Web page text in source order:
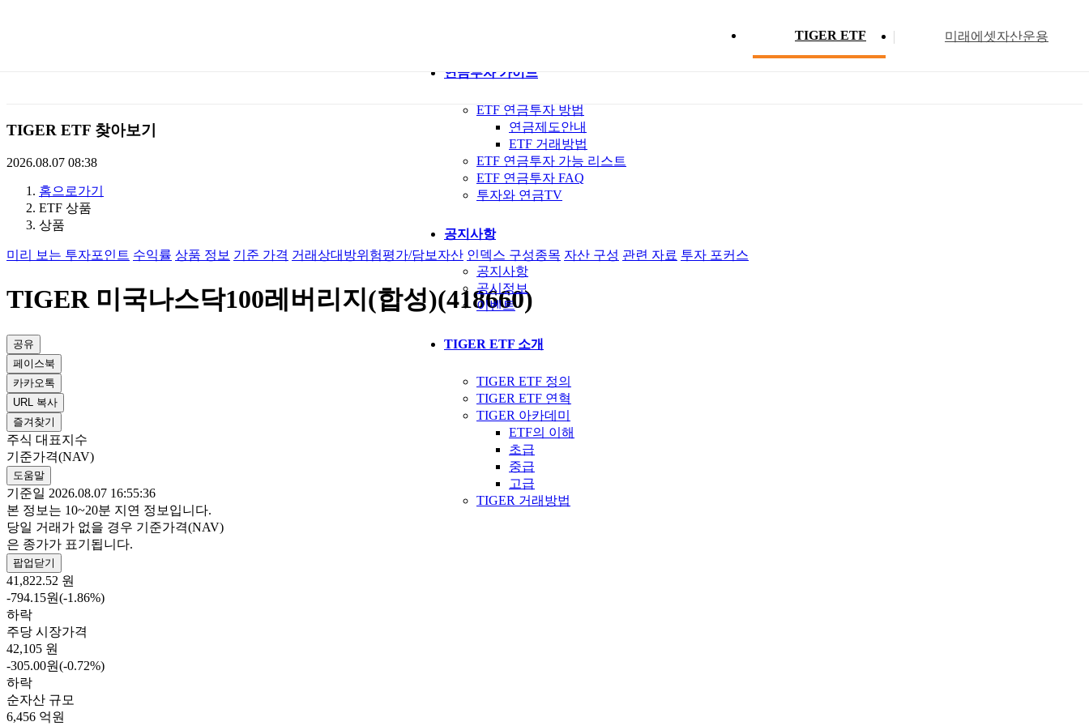
TIGER ETF 미래에셋자산운용
에
셋
TIGERETF
연금투자 가이드
ETF 연금투자 방법
연금제도안내
ETF 거래방법
ETF 연금투자 가능 리스트
ETF 연금투자 FAQ
투자와 연금TV
공지사항
공지사항
공시정보
이벤트
TIGER ETF 소개
TIGER ETF 정의
TIGER ETF 연혁
TIGER 아카데미
ETF의 이해
초급
중급
고급
TIGER 거래방법
ETF 분배금 현황
TIGER ETF 찾아보기
2026.08.07 08:38
홈으로가기
ETF 상품
상품
미리 보는 투자포인트 수익률 상품 정보 기준 가격 거래상대방위험평가/담보자산 인덱스 구성종목 자산 구성 관련 자료 투자 포커스
TIGER 미국나스닥100레버리지(합성)(418660)
공유
페이스북
카카오톡
URL 복사
즐겨찾기
주식 대표지수
기준가격(NAV)
도움말
기준일 2026.08.07 16:55:36
본 정보는 10~20분 지연 정보입니다.
당일 거래가 없을 경우 기준가격(NAV)
은 종가가 표기됩니다.
팝업닫기
41,822.52 원
-794.15원(-1.86%)
하락
주당 시장가격
42,105 원
-305.00원(-0.72%)
하락
순자산 규모
6,456 억원